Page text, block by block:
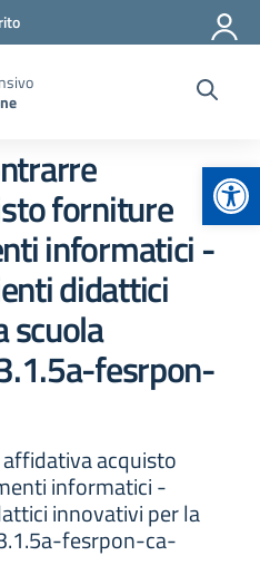
forniture
informatici -
didattici
scuola
fesrpon-
acquisto
informatici -
innovativi per la
fesrpon-ca-